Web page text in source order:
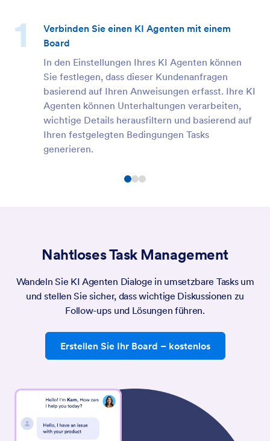
Verbinden Sie einen KI Agenten mit einem
Board
In den Einstellungen Ihres KI Agenten können
Sie festlegen, dass dieser Kundenanfragen
basierend auf Ihren Anweisungen erfasst. Ihre KI
Agenten können Unterhaltungen verarbeiten,
wichtige Details herausfiltern und basierend auf
Ihren festgelegten Bedingungen Tasks
generieren.
Nahtloses Task Management
Wandeln Sie KI Agenten Dialoge in umsetzbare Tasks um
und stellen Sie sicher, dass wichtige Diskussionen zu
Follow-ups und Lösungen führen.
Erstellen Sie Ihr Board – kostenlos